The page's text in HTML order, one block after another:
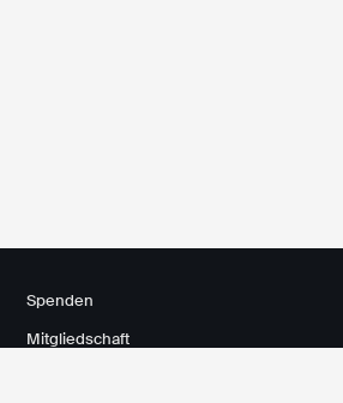
Spenden
Mitgliedschaft